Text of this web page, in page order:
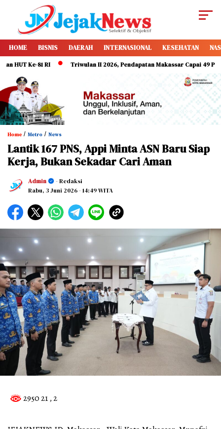
HOME BISNIS DAERAH INTERNASIONAL KESEHATAN
81 RI Triwulan II 2026, Pendapatan Makassar Capai 49 Persen,
Home / Metro / News
Lantik 167 PNS, Appi Minta ASN Baru Siap
Kerja, Bukan Sekadar Cari Aman
Admin
- Redaksi
Rabu, 3 Juni 2026- 14:49 WITA
2950 21 , 2